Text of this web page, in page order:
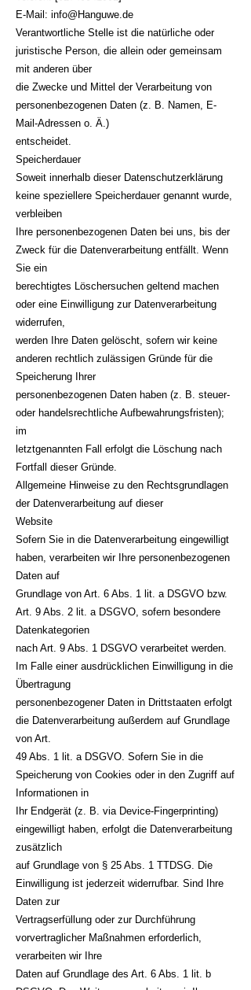
E-Mail: info@Hanguwe.de
Verantwortliche Stelle ist die natürliche oder
juristische Person, die allein oder gemeinsam
mit anderen über
die Zwecke und Mittel der Verarbeitung von
personenbezogenen Daten (z. B. Namen, E-
Mail-Adressen o. Ä.)
entscheidet.
Speicherdauer
Soweit innerhalb dieser Datenschutzerklärung
keine speziellere Speicherdauer genannt wurde,
verbleiben
Ihre personenbezogenen Daten bei uns, bis der
Zweck für die Datenverarbeitung entfällt. Wenn
Sie ein
berechtigtes Löschersuchen geltend machen
oder eine Einwilligung zur Datenverarbeitung
widerrufen,
werden Ihre Daten gelöscht, sofern wir keine
anderen rechtlich zulässigen Gründe für die
Speicherung Ihrer
personenbezogenen Daten haben (z. B. steuer-
oder handelsrechtliche Aufbewahrungsfristen);
im
letztgenannten Fall erfolgt die Löschung nach
Fortfall dieser Gründe.
Allgemeine Hinweise zu den Rechtsgrundlagen
der Datenverarbeitung auf dieser
Website
Sofern Sie in die Datenverarbeitung eingewilligt
haben, verarbeiten wir Ihre personenbezogenen
Daten auf
Grundlage von Art. 6 Abs. 1 lit. a DSGVO bzw.
Art. 9 Abs. 2 lit. a DSGVO, sofern besondere
Datenkategorien
nach Art. 9 Abs. 1 DSGVO verarbeitet werden.
Im Falle einer ausdrücklichen Einwilligung in die
Übertragung
personenbezogener Daten in Drittstaaten erfolgt
die Datenverarbeitung außerdem auf Grundlage
von Art.
49 Abs. 1 lit. a DSGVO. Sofern Sie in die
Speicherung von Cookies oder in den Zugriff auf
Informationen in
Ihr Endgerät (z. B. via Device-Fingerprinting)
eingewilligt haben, erfolgt die Datenverarbeitung
zusätzlich
auf Grundlage von § 25 Abs. 1 TTDSG. Die
Einwilligung ist jederzeit widerrufbar. Sind Ihre
Daten zur
Vertragserfüllung oder zur Durchführung
vorvertraglicher Maßnahmen erforderlich,
verarbeiten wir Ihre
Daten auf Grundlage des Art. 6 Abs. 1 lit. b